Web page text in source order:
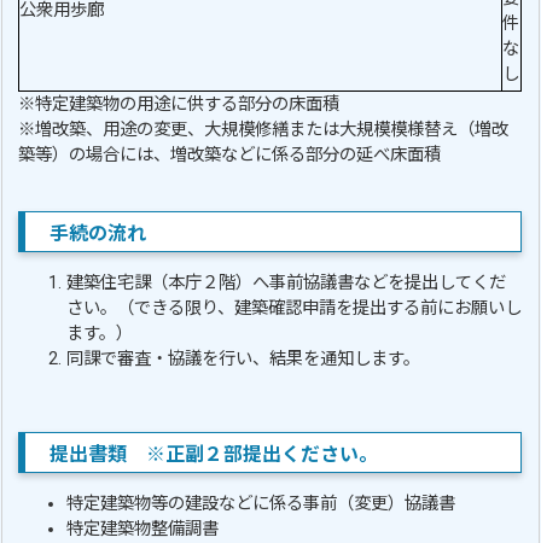
公衆用歩廊
件
な
し
※特定建築物の用途に供する部分の床面積
※増改築、用途の変更、大規模修繕または大規模模様替え（増改
築等）の場合には、増改築などに係る部分の延べ床面積
手続の流れ
建築住宅課（本庁２階）へ事前協議書などを提出してくだ
さい。（できる限り、建築確認申請を提出する前にお願いし
ます。）
同課で審査・協議を行い、結果を通知します。
提出書類 ※正副２部提出ください。
特定建築物等の建設などに係る事前（変更）協議書
特定建築物整備調書